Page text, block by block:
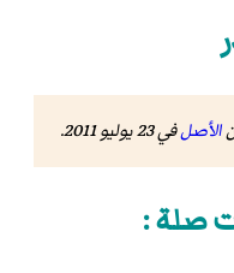
الأصلفي 23 يوليو 2011 .
صلة :